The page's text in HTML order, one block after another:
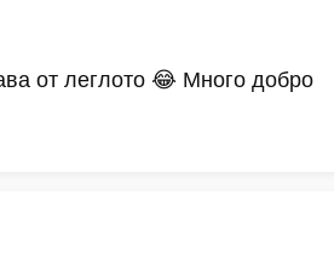
от леглото 😂 Много добро